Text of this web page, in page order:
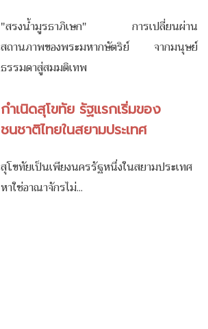
"สรงน้ำมูรธาภิเษก" การเปลี่ยนผ่าน
สถานภาพของพระมหากษัตริย์ จากมนุษย์
ธรรมดาสู่สมมติเทพ
กำเนิดสุโขทัย รัฐแรกเริ่มของ
ชนชาติไทยในสยามประเทศ
สุโขทัยเป็นเพียงนครรัฐหนึ่งในสยามประเทศ
หาใช่อาณาจักรไม่...